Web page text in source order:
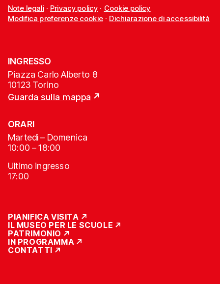
Note legali· Privacy policy · Cookie policy
Modifica preferenze cookie· Dichiarazione di accessibilità
INGRESSO
Piazza Carlo Alberto 8
10123 Torino
Guarda sulla mappa
ORARI
Martedì – Domenica
10:00 – 18:00
Ultimo ingresso
17:00
PIANIFICA VISITA
IL MUSEO PER LE SCUOLE
PATRIMONIO
IN PROGRAMMA
CONTATTI